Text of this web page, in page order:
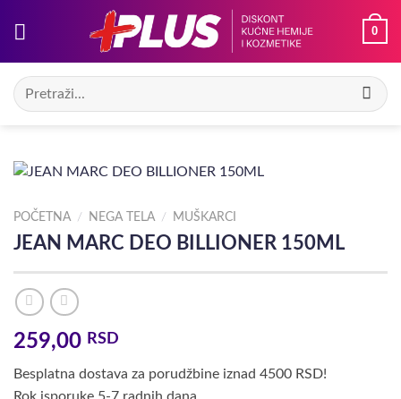
0
Pretraga
za:
POČETNA / NEGA TELA / MUŠKARCI
JEAN MARC DEO BILLIONER 150ML
259,00 RSD
Besplatna dostava za porudžbine iznad 4500 RSD!
Rok isporuke 5-7 radnih dana.